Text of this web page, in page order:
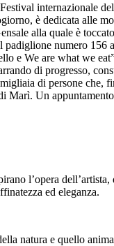
internazionale
è dedicata alle
alla quale è
numero
We are what we
di progresso,
di persone che,
Marì. Un
l’opera
ed eleganza.
natura e quello